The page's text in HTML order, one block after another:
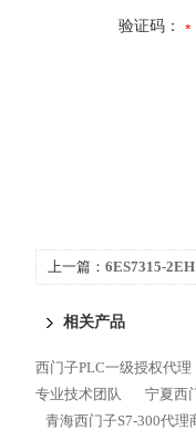
验证码：
上一篇： 6ES7315-
相关产品
西门子PLC一级授权代理
专业技术团队
宁夏西
青海西门子S7-300代理